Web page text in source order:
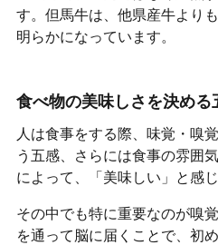
す。但馬牛は、他県産牛より
明らかになっています。
食べ物の美味しさを決める
人は食事をする際、味覚・嗅
う五感、さらには食事の雰囲
によって、「美味しい」と感じ
その中でも特に重要なのが嗅
を通って脳に届くことで、初